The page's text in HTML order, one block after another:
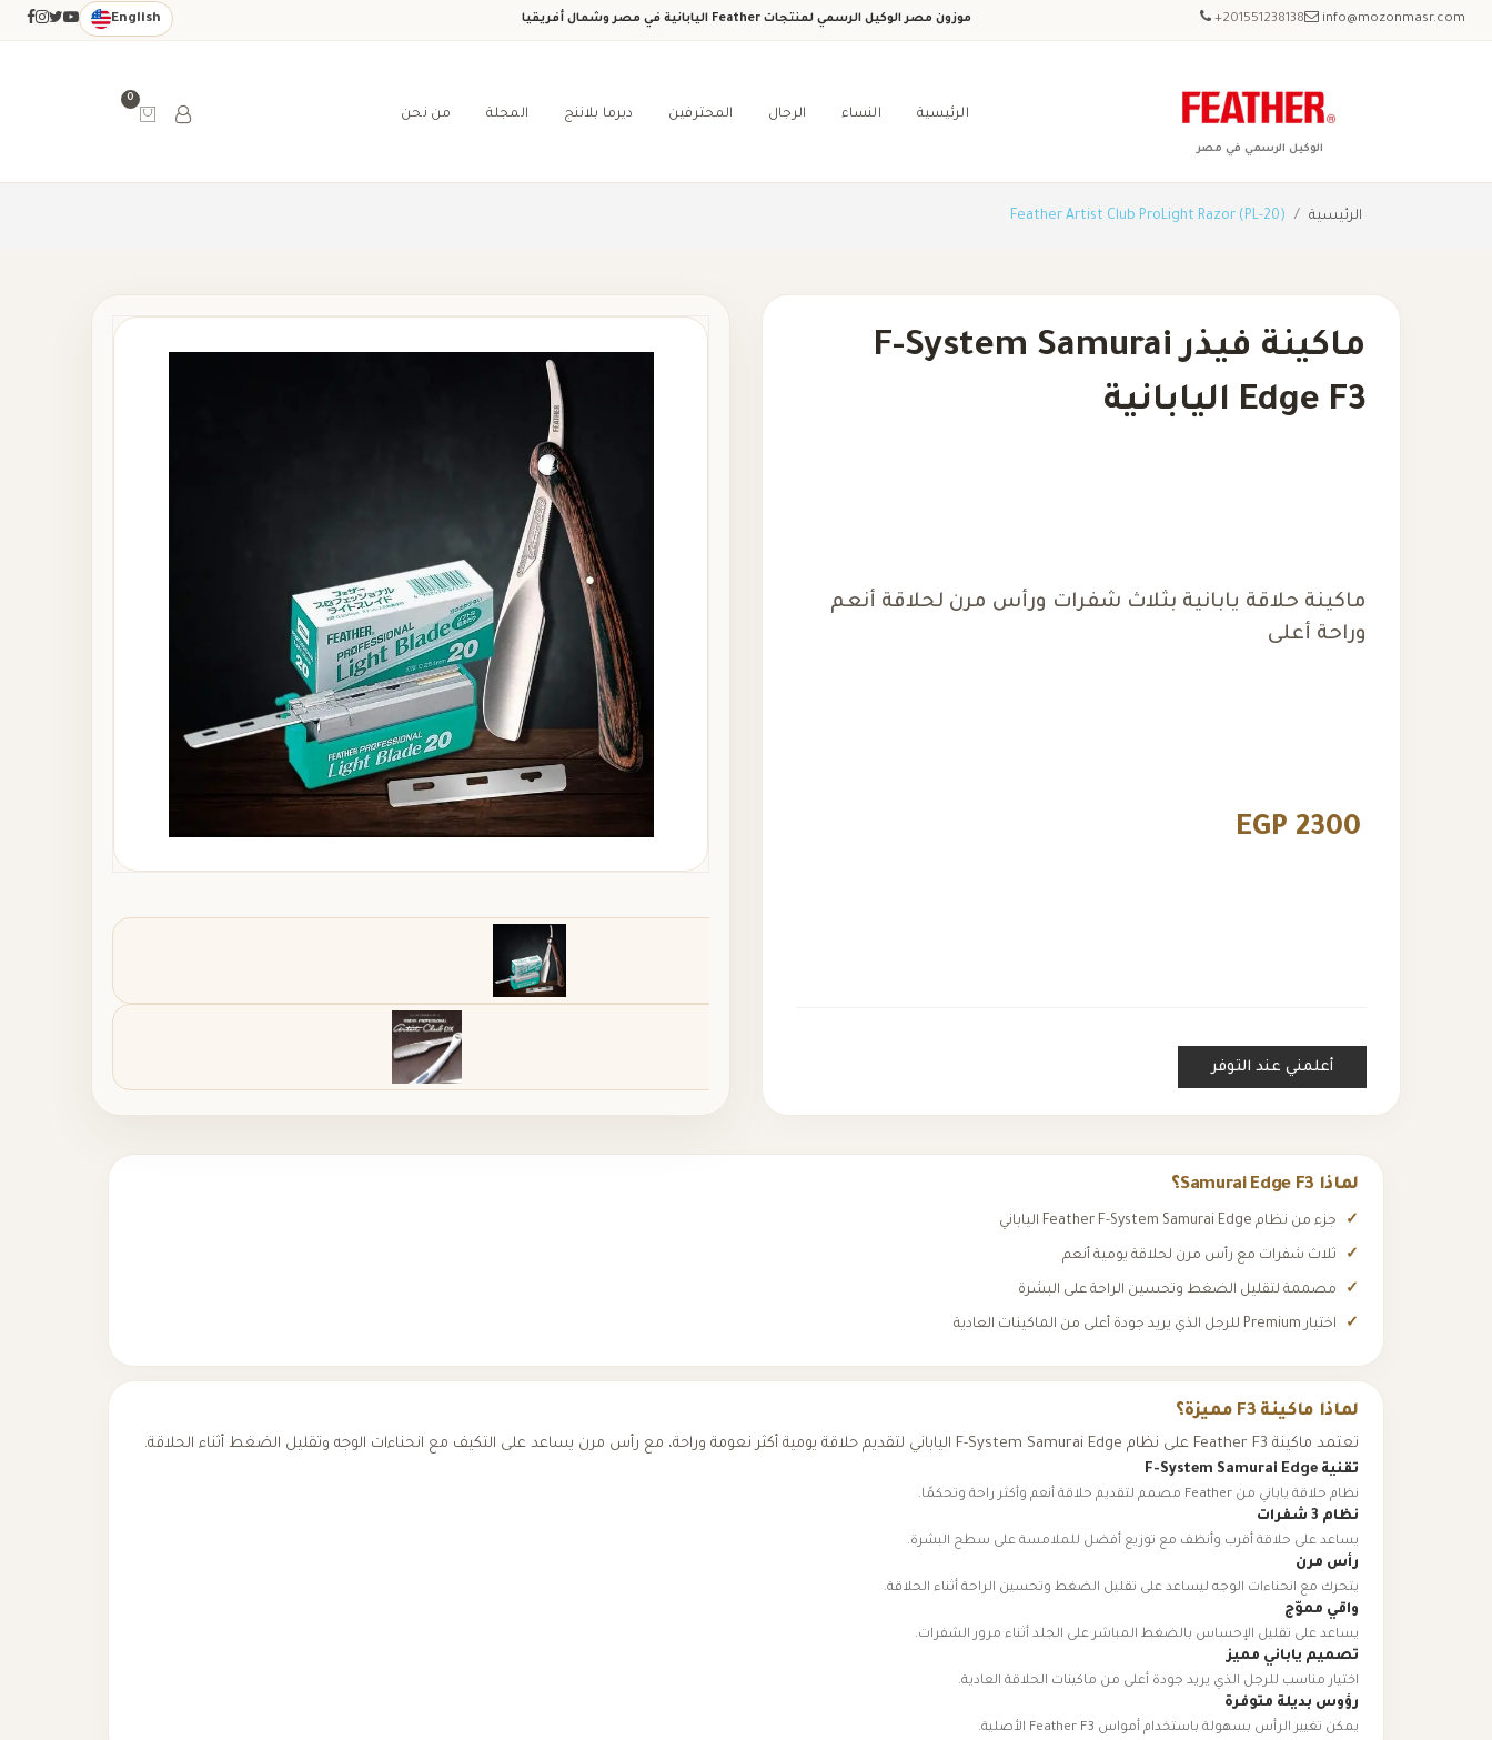
English موزون مصر الوكيل الرسمي لمنتجات Feather اليابانية في مصر وشمال أفريقيا +201551238138 info@mozonmasr.com
الوكيل الرسمي في مصر
الرئيسية النساء الرجال المحترفين ديرما بلاننج المجلة من نحن
0
الرئيسية Feather Artist Club ProLight Razor (PL-20)
ماكينة فيذر F-System Samurai
Edge F3 اليابانية
ماكينة حلاقة يابانية بثلاث شفرات ورأس مرن لحلاقة أنعم
وراحة أعلى
EGP 2300
أعلمني عند التوفر
لماذا Samurai Edge F3؟
جزء من نظام Feather F-System Samurai Edge الياباني
ثلاث شفرات مع رأس مرن لحلاقة يومية أنعم
مصممة لتقليل الضغط وتحسين الراحة على البشرة
اختيار Premium للرجل الذي يريد جودة أعلى من الماكينات العادية
لماذا ماكينة F3 مميزة؟
تعتمد ماكينة Feather F3 على نظام F-System Samurai Edge الياباني لتقديم حلاقة يومية أكثر نعومة وراحة، مع رأس مرن يساعد على التكيف مع انحناءات الوجه وتقليل الضغط أثناء الحلاقة.
تقنية F-System Samurai Edge
نظام حلاقة ياباني من Feather مصمم لتقديم حلاقة أنعم وأكثر راحة وتحكمًا.
نظام 3 شفرات
يساعد على حلاقة أقرب وأنظف مع توزيع أفضل للملامسة على سطح البشرة.
رأس مرن
يتحرك مع انحناءات الوجه ليساعد على تقليل الضغط وتحسين الراحة أثناء الحلاقة.
واقي مموّج
يساعد على تقليل الإحساس بالضغط المباشر على الجلد أثناء مرور الشفرات.
تصميم ياباني مميز
اختيار مناسب للرجل الذي يريد جودة أعلى من ماكينات الحلاقة العادية.
رؤوس بديلة متوفرة
يمكن تغيير الرأس بسهولة باستخدام أمواس Feather F3 الأصلية.